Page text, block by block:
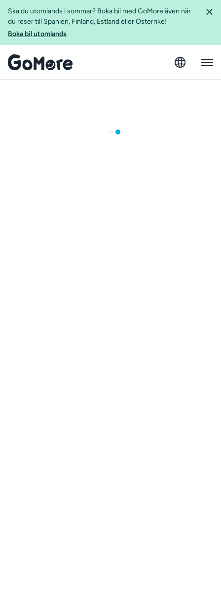
Ska du utomlands i sommar? Boka bil med GoMore även när
du reser till Spanien, Finland, Estland eller Österrike!
Boka bil utomlands